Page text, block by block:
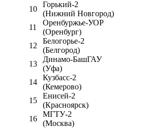
10
Горький-2
(Нижний Новгород)
11
Оренбуржье-УОР
(Оренбург)
12
Белогорье-2
(Белгород)
13
Динамо-БашГАУ
(Уфа)
14
Кузбасс-2
(Кемерово)
15
Енисей-2
(Красноярск)
16
МГТУ-2
(Москва)